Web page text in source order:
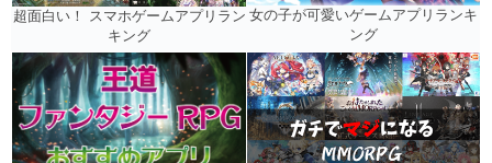
超面白い！ スマホゲームアプリラン
キング
女の子が可愛いゲームアプリランキ
ング